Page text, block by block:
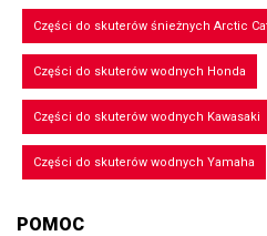
Części do skuterów śnieżnych Arctic
Części do skuterów wodnych Honda
Części do skuterów wodnych Kawasaki
Części do skuterów wodnych Yamaha
POMOC